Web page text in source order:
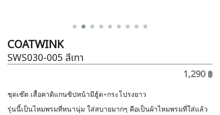
COATWINK
SWS030-005 สีเทา
1,290 ฿
ชุดเซ๊ต เสื้อคาดิแกนซิปหน้ามีฮู้ด+กระโปรงยาว
รุ่นนี้เป็นไหมพรมที่หนานุ่ม ใส่สบายมากๆ คือเป็นผ้าไหมพรมที่ใส่แล้ว